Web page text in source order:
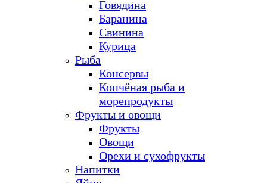
Говядина
Баранина
Свинина
Курица
Рыба
Консервы
Копчёная рыба и
морепродукты
Фрукты и овощи
Фрукты
Овощи
Орехи и сухофрукты
Напитки